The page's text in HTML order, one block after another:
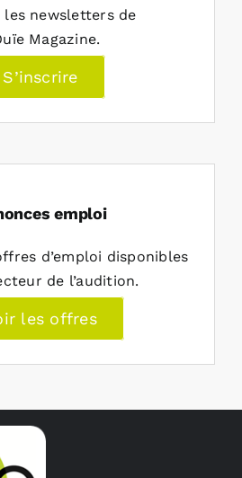
les newsletters de
Magazine.
S’inscrire
emploi
d’emploi disponibles
de l’audition.
les offres